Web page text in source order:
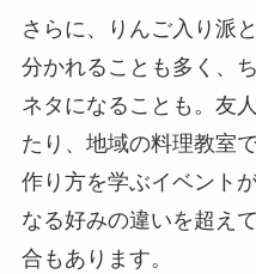
さらに、りんご入り派
分かれることも多く、
ネタになることも。友
たり、地域の料理教室
作り方を学ぶイベント
なる好みの違いを超え
合もあります。